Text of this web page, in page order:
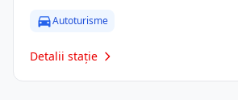
Autoturisme
Detalii stație